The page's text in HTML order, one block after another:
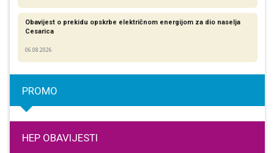
Obavijest o prekidu opskrbe električnom energijom za dio naselja
Cesarica
06.08.2026
PROMO
HEP OBAVIJESTI